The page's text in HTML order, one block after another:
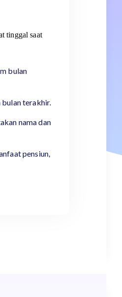
tinggal saat
bulan
terakhir.
nama dan
pensiun,